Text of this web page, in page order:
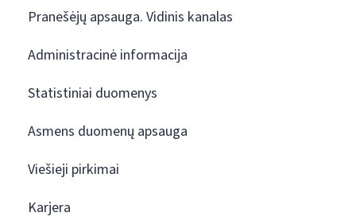
Pranešėjų apsauga. Vidinis kanalas
Administracinė informacija
Statistiniai duomenys
Asmens duomenų apsauga
Viešieji pirkimai
Karjera